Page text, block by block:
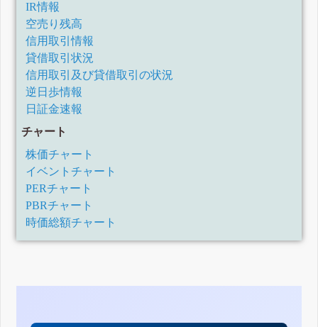
IR情報
空売り残高
信用取引情報
貸借取引状況
信用取引及び貸借取引の状況
逆日歩情報
日証金速報
チャート
株価チャート
イベントチャート
PERチャート
PBRチャート
時価総額チャート